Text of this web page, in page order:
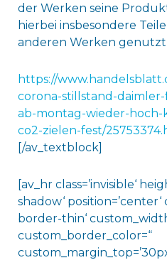
der Werken seine
hierbei insbesondere
anderen Werken
https://
corona-stillstand-
ab-montag-wieder-hoch-
co2-zielen-fest/
[/av_textblock]
[av_hr class=’invisible‘
shadow‘
border-thin‘
custom_border_color=“